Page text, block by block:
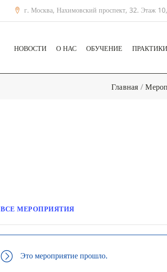
г. Москва, Нахимовский проспект, 32. Этаж
НОВОСТИ О НАС ОБУЧЕНИЕ ПРАКТИКИ
Главная /
ВСЕ МЕРОПРИЯТИЯ
Это мероприятие прошло.